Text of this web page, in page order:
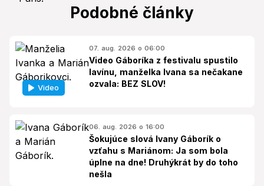
Podobné články
Video
07. aug. 2026 o 06:00
Video Gáboríka z festivalu spustilo
lavínu, manželka Ivana sa nečakane
ozvala: BEZ SLOV!
06. aug. 2026 o 16:00
Šokujúce slová Ivany Gáborík o
vzťahu s Mariánom: Ja som bola
úplne na dne! Druhýkrát by do toho
nešla